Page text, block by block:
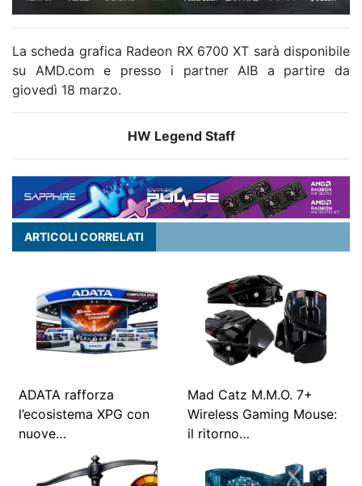
La scheda grafica Radeon RX 6700 XT sarà disponibile
su AMD.com e presso i partner AIB a partire da
giovedì 18 marzo.
HW Legend Staff
ARTICOLI CORRELATI
ADATA rafforza
l’ecosistema XPG con
nuove…
Mad Catz M.M.O. 7+
Wireless Gaming Mouse:
il ritorno…